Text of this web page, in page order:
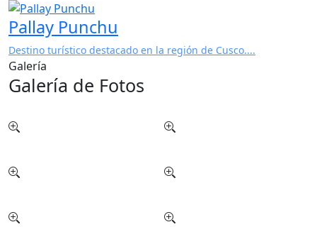
Destino turístico destacado en la región de Cusco....
Galería
Galería de Fotos